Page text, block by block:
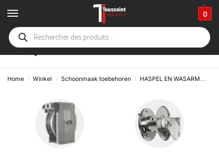
0
Haspel
Home / Winkel / Schoonmaak toebehoren / HASPEL EN WASARM